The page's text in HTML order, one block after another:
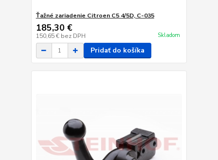
Ťažné zariadenie Citroen C5 4/5D, C-035
185,30 €
150,65 € bez DPH Skladom
Pridať do košíka